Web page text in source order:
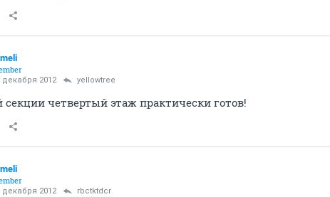
декабря 2012 yellowtree
секции четвертый этаж практически готов!
декабря 2012 rbctktdcr